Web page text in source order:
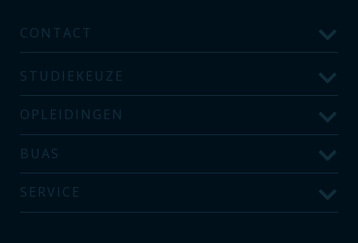
CONTACT
STUDIEKEUZE
OPLEIDINGEN
BUAS
SERVICE